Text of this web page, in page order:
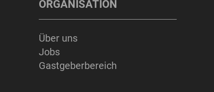
ORGANISATION
Über uns
Jobs
Gastgeberbereich